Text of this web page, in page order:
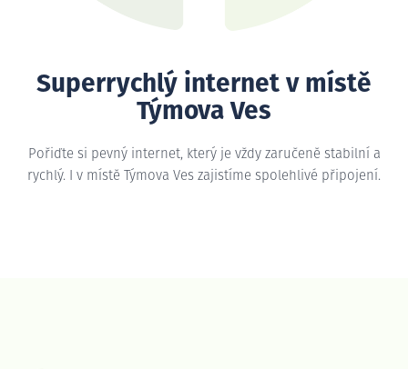
Superrychlý internet v místě
Týmova Ves
Pořiďte si pevný internet, který je vždy zaručeně stabilní a
rychlý. I v místě Týmova Ves zajistíme spolehlivé připojení.